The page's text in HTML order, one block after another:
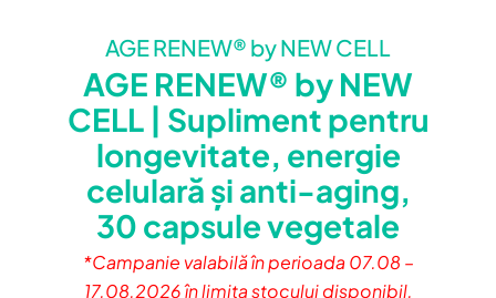
AGE RENEW® by NEW CELL
AGE RENEW® by NEW
CELL | Supliment pentru
longevitate, energie
celulară și anti-aging,
30 capsule vegetale
*Campanie valabilă în perioada 07.08 –
17.08.2026 în limita stocului disponibil.